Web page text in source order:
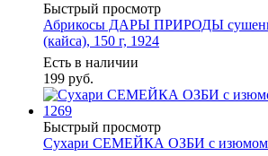
Быстрый просмотр
Абрикосы ДАРЫ ПРИРОДЫ
(кайса), 150 г, 1924
Есть в наличии
199 руб.
Быстрый просмотр
Сухари СЕМЕЙКА ОЗБИ с изюмом в